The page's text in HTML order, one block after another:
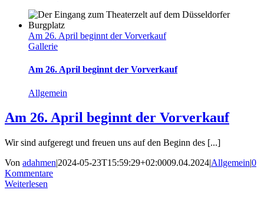
Am 26. April beginnt der Vorverkauf
Gallerie
Am 26. April beginnt der Vorverkauf
Allgemein
Am 26. April beginnt der Vorverkauf
Wir sind aufgeregt und freuen uns auf den Beginn des [...]
Von adahmen|2024-05-23T15:59:29+02:0009.04.2024|Allgemein|0
Kommentare
Weiterlesen